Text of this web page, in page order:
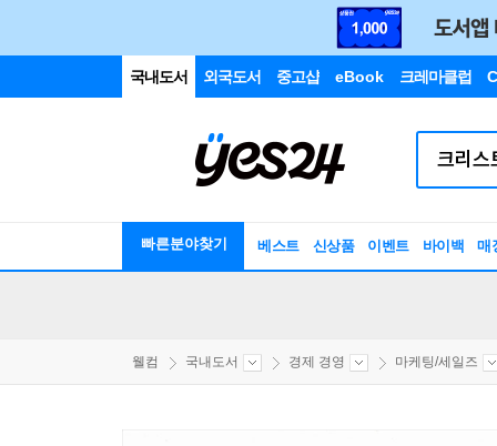
국내도서 외국도서 중고샵 eBook 크레마클럽
빠른분야찾기 베스트 신상품 이벤트 바이백 매
웰컴 국내도서 경제 경영 마케팅/세일즈